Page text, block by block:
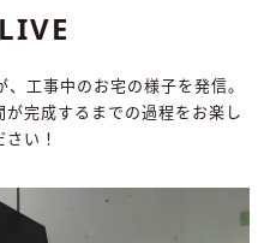
工事中のお宅の様子を発信。
完成するまでの過程をお楽し
い！